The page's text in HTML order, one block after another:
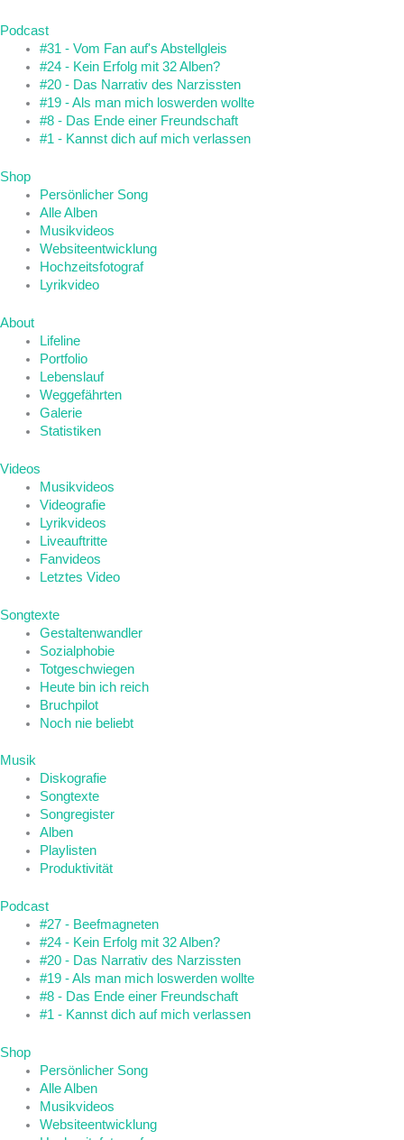
Podcast
#31 - Vom Fan auf's Abstellgleis
#24 - Kein Erfolg mit 32 Alben?
#20 - Das Narrativ des Narzissten
#19 - Als man mich loswerden wollte
#8 - Das Ende einer Freundschaft
#1 - Kannst dich auf mich verlassen
Shop
Persönlicher Song
Alle Alben
Musikvideos
Websiteentwicklung
Hochzeitsfotograf
Lyrikvideo
About
Lifeline
Portfolio
Lebenslauf
Weggefährten
Galerie
Statistiken
Videos
Musikvideos
Videografie
Lyrikvideos
Liveauftritte
Fanvideos
Letztes Video
Songtexte
Gestaltenwandler
Sozialphobie
Totgeschwiegen
Heute bin ich reich
Bruchpilot
Noch nie beliebt
Musik
Diskografie
Songtexte
Songregister
Alben
Playlisten
Produktivität
Podcast
#27 - Beefmagneten
#24 - Kein Erfolg mit 32 Alben?
#20 - Das Narrativ des Narzissten
#19 - Als man mich loswerden wollte
#8 - Das Ende einer Freundschaft
#1 - Kannst dich auf mich verlassen
Shop
Persönlicher Song
Alle Alben
Musikvideos
Websiteentwicklung